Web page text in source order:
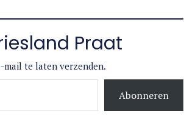
Praat
mail te laten verzenden.
Abonneren